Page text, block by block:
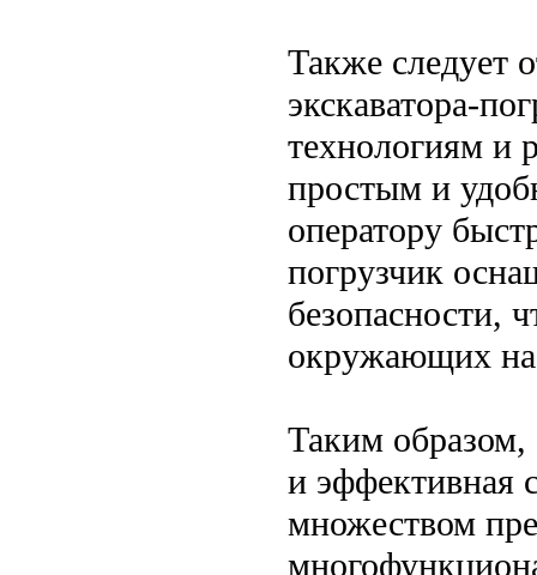
Также следует
экскаватора-
технологиям и
простым и
оператору
погрузчик
безопасности,
окружающих на
Таким образом,
и эффективная
множеством